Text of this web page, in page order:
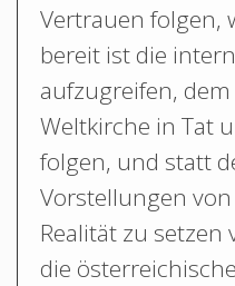
Vertrauen folgen,
bereit ist die
aufzugreifen,
Weltkirche in Tat
folgen, und statt
Vorstellungen
Realität zu setzen
die